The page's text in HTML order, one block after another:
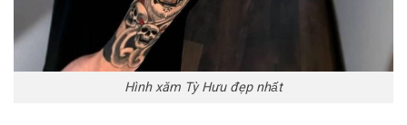
Hình xăm Tỳ Hưu đẹp nhất